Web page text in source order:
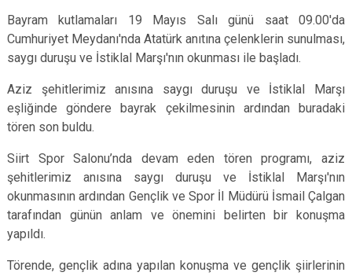
Bayram kutlamaları 19 Mayıs Salı günü saat 09.00'da
Cumhuriyet Meydanı'nda Atatürk anıtına çelenklerin sunulması,
saygı duruşu ve İstiklal Marşı'nın okunması ile başladı.
Aziz şehitlerimiz anısına saygı duruşu ve İstiklal Marşı
eşliğinde göndere bayrak çekilmesinin ardından buradaki
tören son buldu.
Siirt Spor Salonu’nda devam eden tören programı, aziz
şehitlerimiz anısına saygı duruşu ve İstiklal Marşı'nın
okunmasının ardından Gençlik ve Spor İl Müdürü İsmail Çalgan
tarafından günün anlam ve önemini belirten bir konuşma
yapıldı.
Törende, gençlik adına yapılan konuşma ve gençlik şiirlerinin